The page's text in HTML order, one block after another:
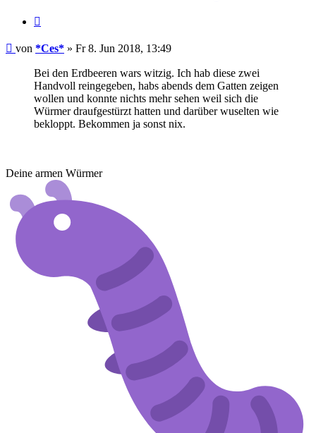
Beitrag
von *Ces* » Fr 8. Jun 2018, 13:49
Bei den Erdbeeren wars witzig. Ich hab diese zwei
Handvoll reingegeben, habs abends dem Gatten zeigen
wollen und konnte nichts mehr sehen weil sich die
Würmer draufgestürzt hatten und darüber wuselten wie
bekloppt. Bekommen ja sonst nix.
Deine armen Würmer